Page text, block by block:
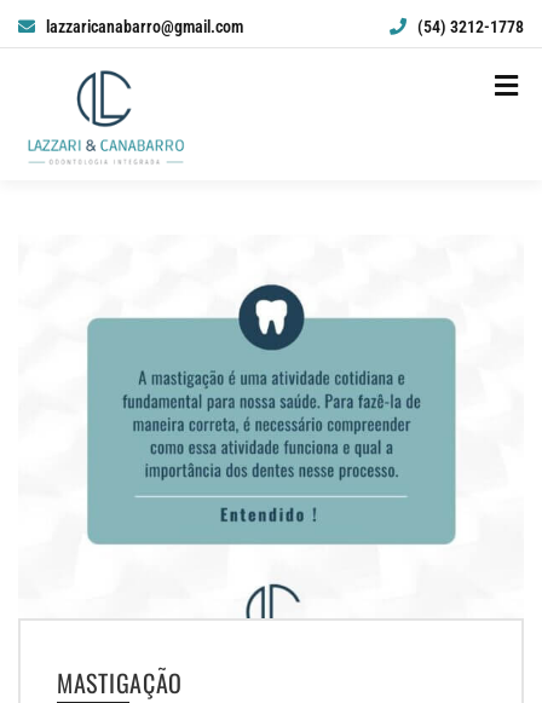
lazzaricanabarro@gmail.com (54) 3212-1778
MASTIGAÇÃO